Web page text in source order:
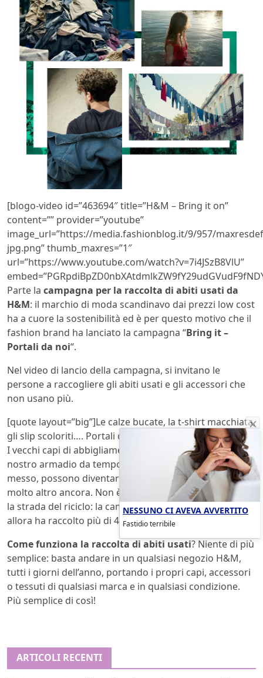
[blogo-video id=”463694″ title=”H&M – Bring it on”
content=”” provider=”youtube”
image_url=”https://media.fashionblog.it/9/957/
jpg.png” thumb_maxres=”1″
url=”https://www.youtube.com/watch?v=7i4JSzB8VlU”
Parte la campagna per la raccolta di abiti usati da
H&M: il marchio di moda scandinavo dai prezzi low cost
ha a cuore la sostenibilità ed è per questo motivo che il
fashion brand ha lanciato la campagna “Bring it –
Portali da noi“.
Nel video di lancio della campagna, si invitano le
persone a raccogliere gli abiti usati e gli accessori che
non usano più.
[quote layout=”big”]Le calze bucate, la t-shirt macchiata,
gli slip scoloriti…. Portali da noi.[/quote]
I vecchi capi di abbigliamento, che magari giacciono nel
nostro armadio da tempo e non abbiamo mai più
messo, possono diventare nuovi tessuti, imbottiture e
molto altro ancora. Non è la prima volta che H&M tenta
la strada del riciclo: la campagna è partita nel 2013 e da
allora ha raccolto più di 40mila tonnellate di abiti.
Come funziona la raccolta di abiti usati? Niente di più
semplice: basta andare in un qualsiasi negozio H&M,
tutti i giorni dell’anno, portando i propri capi, accessori
o tessuti di qualsiasi marca e in qualsiasi condizione.
Più semplice di così!
ARTICOLI RECENTI
NESSUNO CI AVEVA AVVERTITO
Fastidio terribile